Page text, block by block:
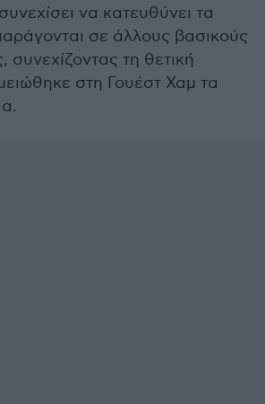
να κατευθύνει τα
σε άλλους βασικούς
συνεχίζοντας τη θετική
στη Γουέστ Χαμ τα